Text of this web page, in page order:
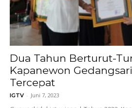
Dua Tahun Berturut-
Kapanewon
Tercepat
IGTV - Juni 7, 2023